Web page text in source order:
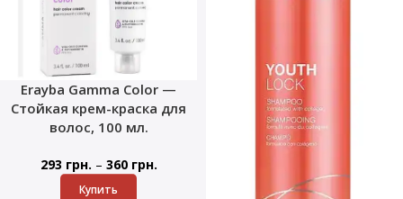
Erayba Gamma Color —
Стойкая крем-краска для
волос, 100 мл.
293 грн. – 360 грн.
Купить